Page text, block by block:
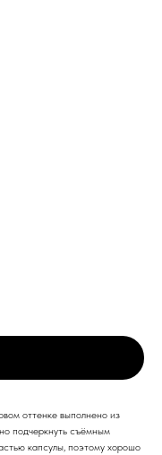
оттенке выполнено из
подчеркнуть съёмным
капсулы, поэтому хорошо